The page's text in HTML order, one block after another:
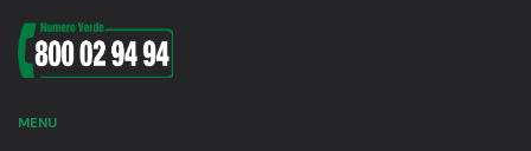
MENU